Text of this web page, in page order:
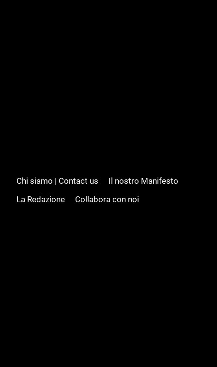
Chi siamo | Contact us
Il nostro Manifesto
La Redazione
Collabora con noi